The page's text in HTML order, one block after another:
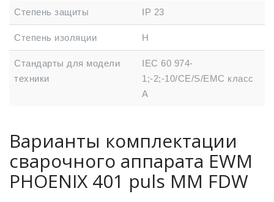
Степень защиты IP 23
Степень изоляции Н
Стандарты для модели
техники
IEC 60 974-
1;-2;-10/CE/S/EMC класс
А
Варианты комплектации
сварочного аппарата EWM
PHOENIX 401 puls MM FDW